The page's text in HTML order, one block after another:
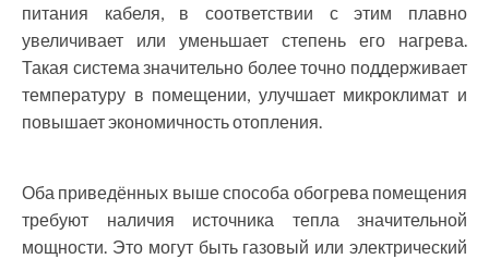
питания кабеля, в соответствии с этим плавно
увеличивает или уменьшает степень его нагрева.
Такая система значительно более точно поддерживает
температуру в помещении, улучшает микроклимат и
повышает экономичность отопления.
Оба приведённых выше способа обогрева помещения
требуют наличия источника тепла значительной
мощности. Это могут быть газовый или электрический